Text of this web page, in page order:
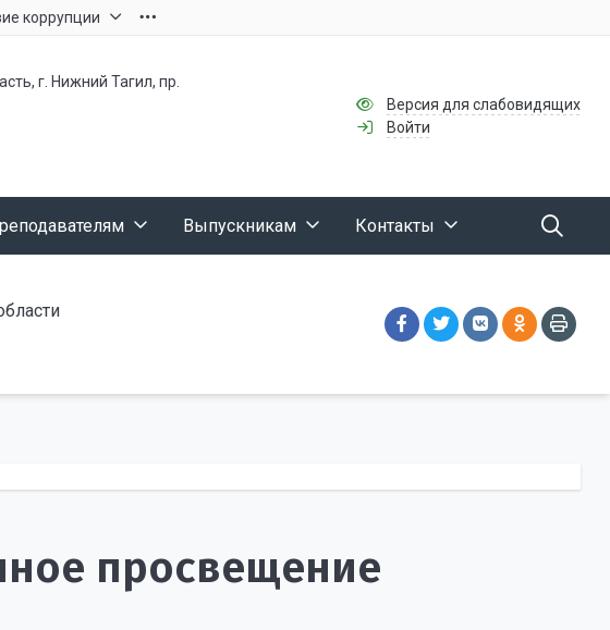
коррупции
г. Нижний Тагил, пр.
Версия для слабовидящих
Войти
Выпускникам Контакты
просвещение